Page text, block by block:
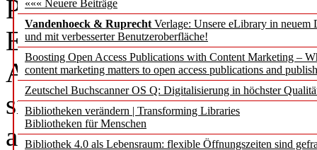
««« Neuere Beiträge
Vandenhoeck & Ruprecht Verlage: Unsere eLibrary in neuem
und mit verbesserter Benutzeroberfläche!
Boosting Open Access Publications with Content Marketing –
content marketing matters to open access publications and
Zeutschel Buchscanner OS Q: Digitalisierung in höchster
Bibliotheken verändern | Transforming Libraries
Bibliotheken für Menschen
Bibliothek 4.0 als Lebensraum: flexible Öffnungszeiten sind
Personaleinsatz gemacht
Erstellung des
Abspielgeräte außer Acht
sind überwiegend an
ausgeliehen werden